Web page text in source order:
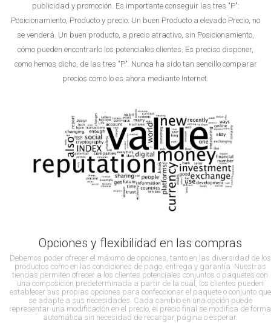
publicidad y promoción. Es importante conseguir las tres "P":
Posicionamiento, Producto y precio. Un buen Producto a elevado Precio, no
se venderá. Un buen producto, a precio atractivo, sin Posicionamiento,
cómo pueden encontrarlo los potenciales clientes. Es preciso disponer,
como hemos dicho, de las tres "P". Nunca ha sido tan sencillo comparar
precios como lo es ahora mediante Internet.
Opciones y flexibilidad en las compras
Debemos poder ofrecer el máximo de opciones, tanto en las diversidad de los
productos como en las condiciones de pago, entrega y garantía. Nuestras
tiendas permiten ofrecer a los clientes potenciales conjuntos o paquetes con
una composición predeterminada a partir de la cual, los clientes pueden
establecer sus propias opciones para confeccionar el paquete o conjunto que
se adapte a sus necesidades. Cada cambio en una opción puede
representar una modificación en el precio, el precio final se modifica de forma
automática sin necesidad de recargar página o esperar.